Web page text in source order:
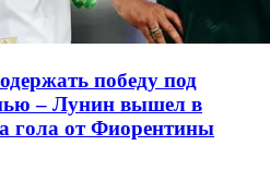
победу под
– Лунин вышел в
гола от Фиорентины